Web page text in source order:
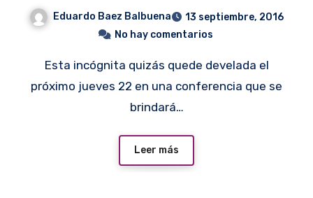
Eduardo Baez Balbuena
13 septiembre, 2016
No hay comentarios
Esta incógnita quizás quede develada el
próximo jueves 22 en una conferencia que se
brindará…
Leer más